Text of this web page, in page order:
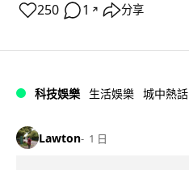
250 1 ↗ 分享
科技娛樂 生活娛樂 城中熱話
Lawton 1 日